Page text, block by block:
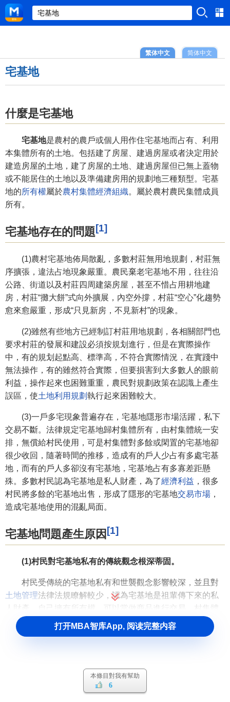
简体中文
繁体中文
宅基地
什麼是宅基地
宅基地是農村的農戶或個人用作住宅基地而占有、利用
本集體所有的土地。包括建了房屋、建過房屋或者決定用於
建造房屋的土地，建了房屋的土地、建過房屋但已無上蓋物
或不能居住的土地以及準備建房用的規劃地三種類型。宅基
地的所有權屬於農村集體經濟組織。屬於農村農民集體成員
所有。
宅基地存在的問題[1]
(1)農村宅基地佈局散亂，多數村莊無用地規劃，村莊無
序擴張，違法占地現象嚴重。農民棄老宅基地不用，往往沿
公路、街道以及村莊四周建築房屋，甚至不惜占用耕地建
房，村莊“攤大餅”式向外擴展，內空外撐，村莊“空心”化趨勢
愈來愈嚴重，形成“只見新房，不見新村”的現象。
(2)雖然有些地方已經制訂村莊用地規劃，各相關部門也
要求村莊的發展和建設必須按規划進行，但是在實際操作
中，有的規划起點高、標準高，不符合實際情況，在實踐中
無法操作，有的雖然符合實際，但要損害到大多數人的眼前
利益，操作起來也困難重重，農民對規劃政策在認識上產生
誤區，使土地利用規劃執行起來困難較大。
(3)一戶多宅現象普遍存在，宅基地隱形市場活躍，私下
交易不斷。法律規定宅基地歸村集體所有，由村集體統一安
排，無償給村民使用，可是村集體對多餘或閑置的宅基地卻
很少收回，隨著時間的推移，造成有的戶人少占有多處宅基
地，而有的戶人多卻沒有宅基地，宅基地占有多寡差距懸
殊。多數村民認為宅基地是私人財產，為了經濟利益 ，很多
村民將多餘的宅基地出售，形成了隱形的宅基地交易市場 ，
造成宅基地使用的混亂局面。
宅基地問題產生原因 [1]
(1)村民對宅基地私有的傳統觀念根深蒂固。
村民受傳統的宅基地私有和世襲觀念影響較深，並且對
土地管理法律法規瞭解較少，認為宅基地是祖輩傳下來的私
人財產，自己擁有所有權，可以當做商品進行交易，村集體
也不能收回。
村莊在村鎮規劃的指導下，開展新農村建設試點，取得一定
成績。但是各地在建設規划上存在重城鎮輕農村的情況，對
打开MBA智库App, 阅读完整内容
本條目對我有幫助
6